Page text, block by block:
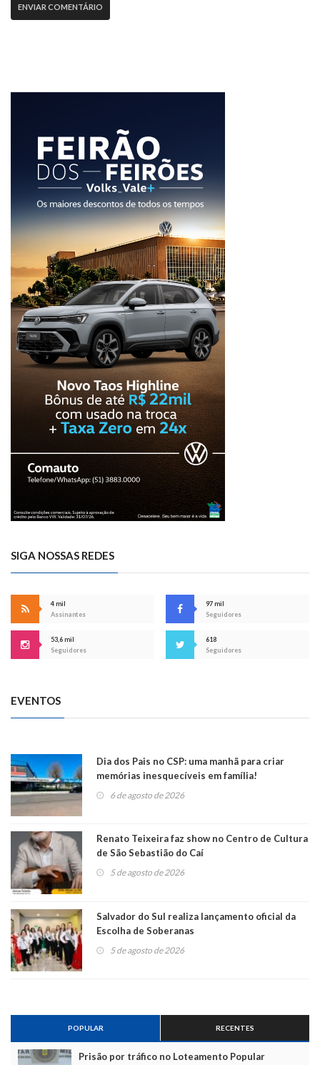
SIGA NOSSAS REDES
4 mil
Assinantes
97 mil
Seguidores
53,6 mil
Seguidores
618
Seguidores
EVENTOS
Dia dos Pais no CSP: uma manhã para criar
memórias inesquecíveis em família!
6 de agosto de 2026
Renato Teixeira faz show no Centro de Cultura
de São Sebastião do Caí
5 de agosto de 2026
Salvador do Sul realiza lançamento oficial da
Escolha de Soberanas
5 de agosto de 2026
POPULAR RECENTES
Prisão por tráfico no Loteamento Popular